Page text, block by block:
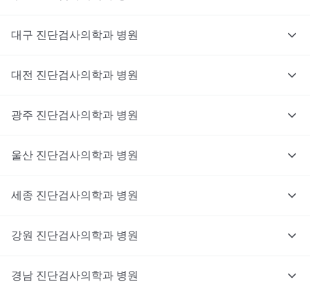
대구 진단검사의학과 병원
대전 진단검사의학과 병원
광주 진단검사의학과 병원
울산 진단검사의학과 병원
세종 진단검사의학과 병원
강원 진단검사의학과 병원
경남 진단검사의학과 병원